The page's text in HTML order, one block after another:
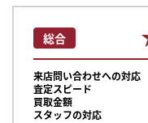
総合
来店問い合わせへの対応
査定スピード
買取金額
スタッフの対応